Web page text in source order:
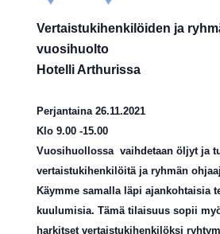
Vertaistukihenkilöiden ja
vuosihuolto
Hotelli Arthurissa
Perjantaina 26.11.2021
Klo 9.00 -15.00
Vuosihuollossa vaihdetaanöljyt ja
vertaistukihenkilöitä ja ryhmän
Käymme samalla läpi ajankohtaisia
kuulumisia. Tämä tilaisuus sopii
harkitset vertaistukihenkilöksi